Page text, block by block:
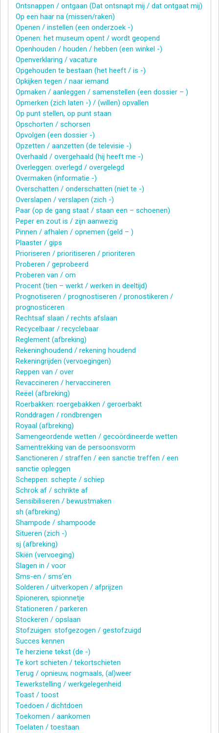
Ontsnappen / ontgaan (Dat ontsnapt mij / dat ontgaat mij)
Op een haar na (missen/raken)
Openen / instellen (een onderzoek -)
Openen: het museum opent / wordt geopend
Openhouden / houden / hebben (een winkel -)
Openverklaring / vacature
Opgehouden te bestaan (het heeft / is -)
Opkijken tegen / naar iemand
Opmaken / aanleggen / samenstellen (een dossier – )
Opmerken (zich laten -) / (willen) opvallen
Op punt stellen, op punt staan
Opschorten / schorsen
Opvolgen (een dossier -)
Opzetten / aanzetten (de televisie -)
Overhaald / overgehaald (hij heeft me -)
Overleggen: overlegd / overgelegd
Overmaken (informatie -)
Overschatten / onderschatten (niet te -)
Overslapen / verslapen (zich -)
Paar (op de gang staat / staan een – schoenen)
Peper en zout is / zijn aanwezig
Pinnen / afhalen / opnemen (geld – )
Plaaster / gips
Prioriseren / prioritiseren / prioriteren
Proberen / geprobeerd
Proberen van / om
Procent (tien – werkt / werken in deeltijd)
Prognotiseren / prognostiseren / pronostikeren /
prognosticeren
Rechtsaf slaan / rechts afslaan
Recycelbaar / recyclebaar
Reglement (afbreking)
Rekeninghoudend / rekening houdend
Rekeningrijden (vervoegingen)
Reppen van / over
Revaccineren / hervaccineren
Reëel (afbreking)
Roerbakken: roergebakken / geroerbakt
Ronddragen / rondbrengen
Royaal (afbreking)
Samengeordende wetten / gecoördineerde wetten
Samentrekking van de persoonsvorm
Sanctioneren / straffen / een sanctie treffen / een
sanctie opleggen
Scheppen: schepte / schiep
Schrok af / schrikte af
Sensibiliseren / bewustmaken
sh (afbreking)
Shampode / shampoode
Situeren (zich -)
sj (afbreking)
Skiën (vervoeging)
Slagen in / voor
Sms-en / sms’en
Solderen / uitverkopen / afprijzen
Spioneren, spionnetje
Stationeren / parkeren
Stockeren / opslaan
Stofzuigen: stofgezogen / gestofzuigd
Succes kennen
Te herziene tekst (de -)
Te kort schieten / tekortschieten
Terug / opnieuw, nogmaals, (al)weer
Tewerkstelling / werkgelegenheid
Toast / toost
Toedoen / dichtdoen
Toekomen / aankomen
Toelaten / toestaan